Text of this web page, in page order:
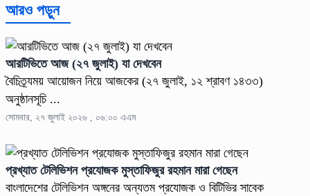
আরও পড়ুন
আরটিভিতে আজ (২৭ জুলাই) যা দেখবেন
বৈচিত্র্যময় আয়োজন নিয়ে আজকের (২৭ জুলাই, ১২ শ্রাবণ ১৪৩৩)
অনুষ্ঠানসূচি ...
সোমবার, ২৭ জুলাই ২০২৬ , ০৬:০০ এএম
প্রখ্যাত টেলিভিশন প্রযোজক মুস্তাফিজুর রহমান মারা গেছেন
বাংলাদেশের টেলিভিশন অঙ্গনের অন্যতম প্রযোজক ও বিটিভির সাবেক